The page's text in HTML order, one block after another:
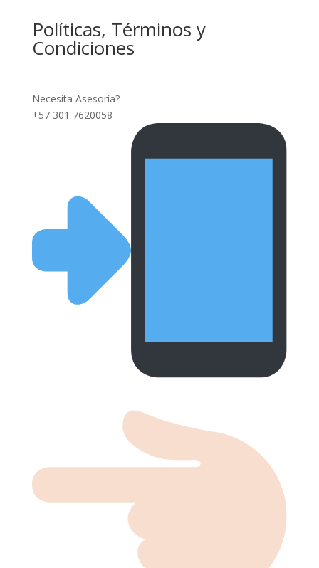
Políticas, Términos y
Condiciones
Necesita Asesoría?
+57 301 7620058